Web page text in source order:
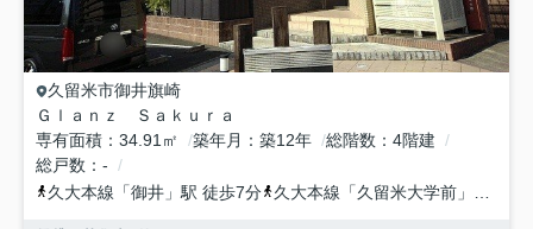
久留米市御井旗崎
Ｇｌａｎｚ Ｓａｋｕｒａ
専有面積
34.91㎡ 築年月 築12年 総階数
4階建
総戸数
-
久大本線 「御井 」駅 徒歩7分 久大本線 「久留米大学前 」駅 徒歩20分